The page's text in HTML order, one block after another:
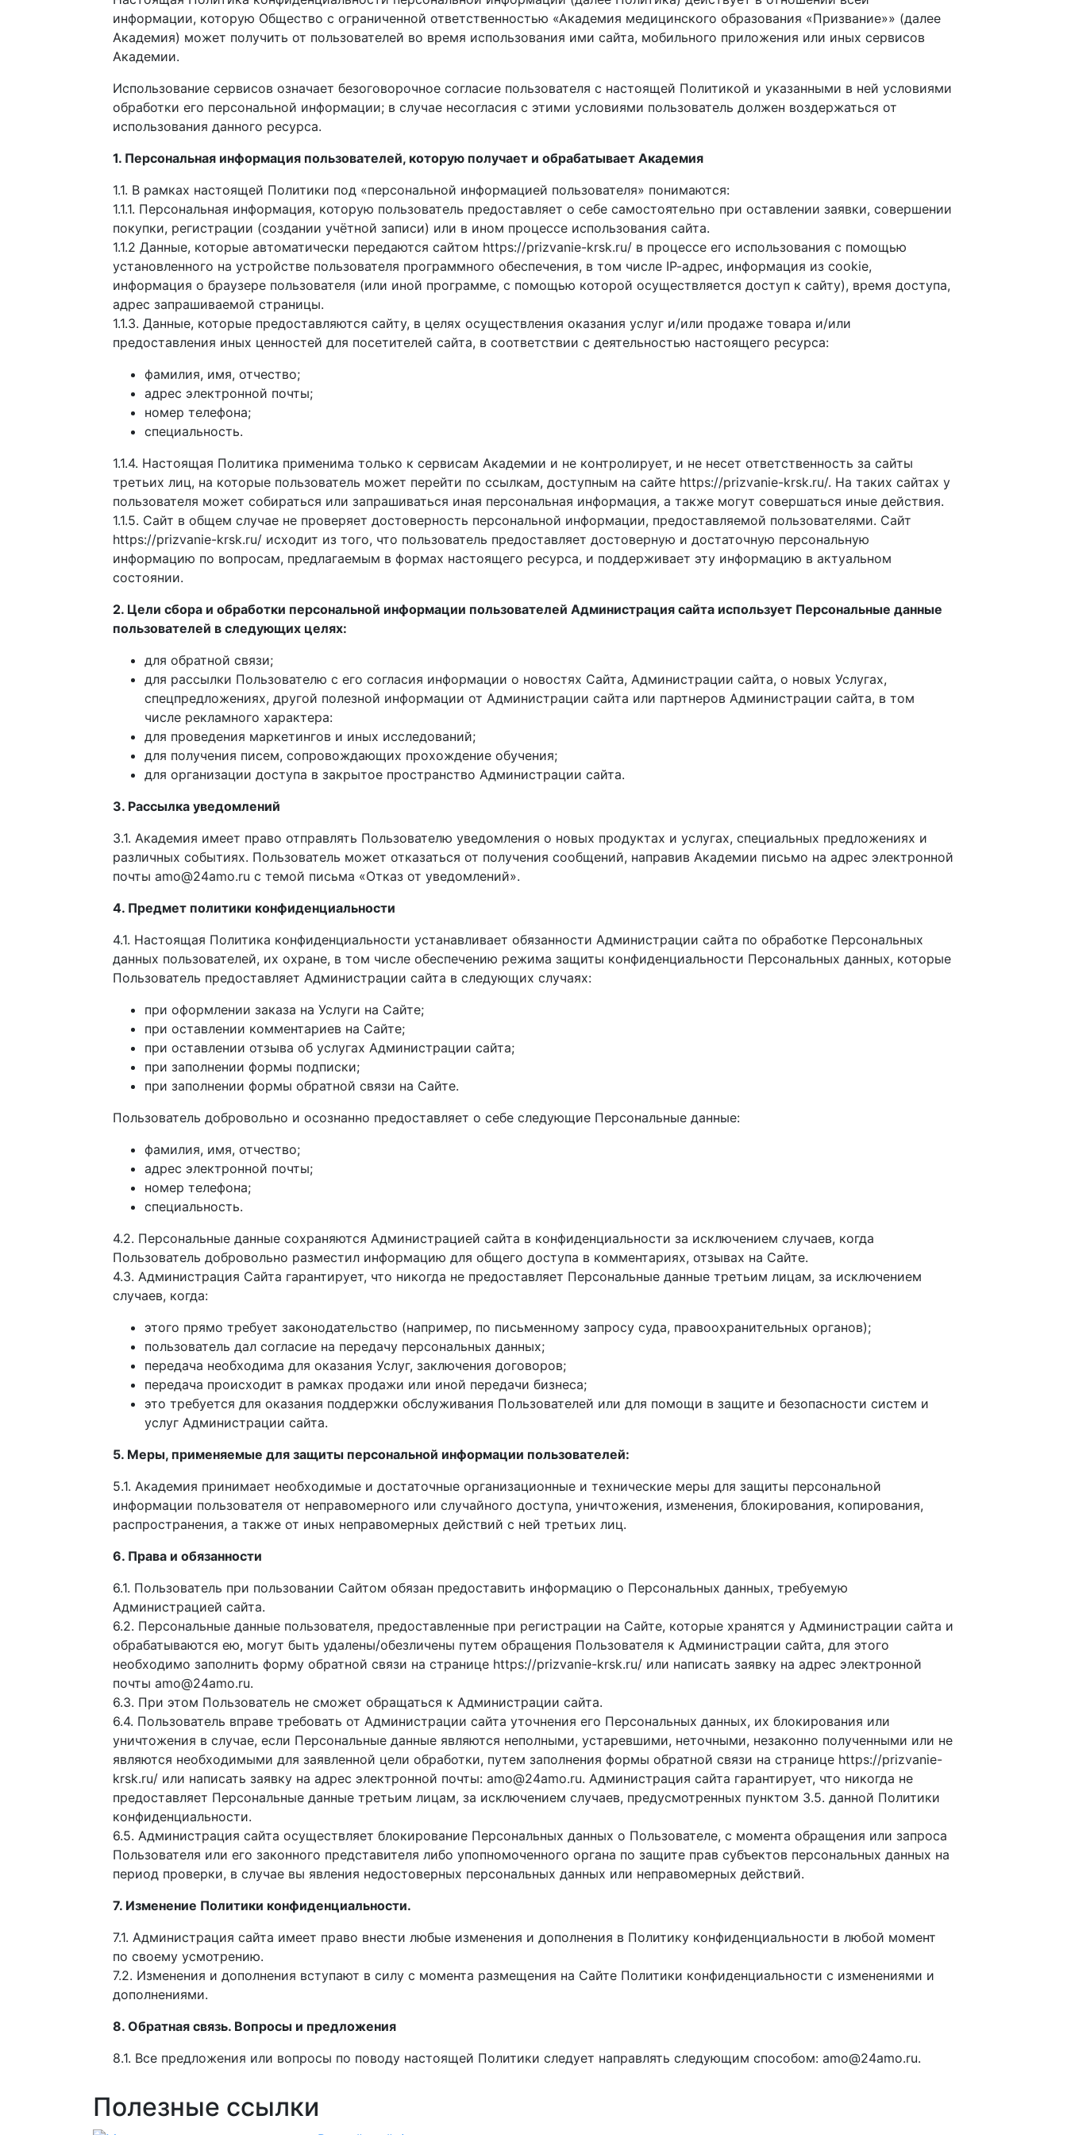
информации, которую Общество с ограниченной ответственностью «Академия медицинского образования «Призвание»» (далее
Академия) может получить от пользователей во время использования ими сайта, мобильного приложения или иных сервисов
Академии.
Использование сервисов означает безоговорочное согласие пользователя с настоящей Политикой и указанными в ней условиями
обработки его персональной информации; в случае несогласия с этими условиями пользователь должен воздержаться от
использования данного ресурса.
1. Персональная информация пользователей, которую получает и обрабатывает Академия
1.1. В рамках настоящей Политики под «персональной информацией пользователя» понимаются:
1.1.1. Персональная информация, которую пользователь предоставляет о себе самостоятельно при оставлении заявки, совершении
покупки, регистрации (создании учётной записи) или в ином процессе использования сайта.
1.1.2 Данные, которые автоматически передаются сайтом https://prizvanie-krsk.ru/ в процессе его использования с помощью
установленного на устройстве пользователя программного обеспечения, в том числе ІР-адрес, информация из cookie,
информация о браузере пользователя (или иной программе, с помощью которой осуществляется доступ к сайту), время доступа,
адрес запрашиваемой страницы.
1.1.3. Данные, которые предоставляются сайту, в целях осуществления оказания услуг и/или продаже товара и/или
предоставления иных ценностей для посетителей сайта, в соответствии с деятельностью настоящего ресурса:
фамилия, имя, отчество;
адрес электронной почты;
номер телефона;
специальность.
1.1.4. Настоящая Политика применима только к сервисам Академии и не контролирует, и не несет ответственность за сайты
третьих лиц, на которые пользователь может перейти по ссылкам, доступным на сайте https://prizvanie-krsk.ru/. На таких сайтах у
пользователя может собираться или запрашиваться иная персональная информация, а также могут совершаться иные действия.
1.1.5. Сайт в общем случае не проверяет достоверность персональной информации, предоставляемой пользователями. Сайт
https://prizvanie-krsk.ru/ исходит из того, что пользователь предоставляет достоверную и достаточную персональную
информацию по вопросам, предлагаемым в формах настоящего ресурса, и поддерживает эту информацию в актуальном
состоянии.
2. Цели сбора и обработки персональной информации пользователей Администрация сайта использует Персональные данные
пользователей в следующих целях:
для обратной связи;
для рассылки Пользователю с его согласия информации о новостях Сайта, Администрации сайта, о новых Услугах,
спецпредложениях, другой полезной информации от Администрации сайта или партнеров Администрации сайта, в том
числе рекламного характера:
для проведения маркетингов и иных исследований;
для получения писем, сопровождающих прохождение обучения;
для организации доступа в закрытое пространство Администрации сайта.
3. Рассылка уведомлений
3.1. Академия имеет право отправлять Пользователю уведомления о новых продуктах и услугах, специальных предложениях и
различных событиях. Пользователь может отказаться от получения сообщений, направив Академии письмо на адрес электронной
почты amo@24amo.ru с темой письма «Отказ от уведомлений».
4. Предмет политики конфиденциальности
4.1. Настоящая Политика конфиденциальности устанавливает обязанности Администрации сайта по обработке Персональных
данных пользователей, их охране, в том числе обеспечению режима защиты конфиденциальности Персональных данных, которые
Пользователь предоставляет Администрации сайта в следующих случаях:
при оформлении заказа на Услуги на Сайте;
при оставлении комментариев на Сайте;
при оставлении отзыва об услугах Администрации сайта;
при заполнении формы подписки;
при заполнении формы обратной связи на Сайте.
Пользователь добровольно и осознанно предоставляет о себе следующие Персональные данные:
фамилия, имя, отчество;
адрес электронной почты;
номер телефона;
специальность.
4.2. Персональные данные сохраняются Администрацией сайта в конфиденциальности за исключением случаев, когда
Пользователь добровольно разместил информацию для общего доступа в комментариях, отзывах на Сайте.
4.3. Администрация Сайта гарантирует, что никогда не предоставляет Персональные данные третьим лицам, за исключением
случаев, когда:
этого прямо требует законодательство (например, по письменному запросу суда, правоохранительных органов);
пользователь дал согласие на передачу персональных данных;
передача необходима для оказания Услуг, заключения договоров;
передача происходит в рамках продажи или иной передачи бизнеса;
это требуется для оказания поддержки обслуживания Пользователей или для помощи в защите и безопасности систем и
услуг Администрации сайта.
5. Меры, применяемые для защиты персональной информации пользователей:
5.1. Академия принимает необходимые и достаточные организационные и технические меры для защиты персональной
информации пользователя от неправомерного или случайного доступа, уничтожения, изменения, блокирования, копирования,
распространения, а также от иных неправомерных действий с ней третьих лиц.
6. Права и обязанности
6.1. Пользователь при пользовании Сайтом обязан предоставить информацию о Персональных данных, требуемую
Администрацией сайта.
6.2. Персональные данные пользователя, предоставленные при регистрации на Сайте, которые хранятся у Администрации сайта и
обрабатываются ею, могут быть удалены/обезличены путем обращения Пользователя к Администрации сайта, для этого
необходимо заполнить форму обратной связи на странице https://prizvanie-krsk.ru/ или написать заявку на адрес электронной
почты amo@24amo.ru.
6.3. При этом Пользователь не сможет обращаться к Администрации сайта.
6.4. Пользователь вправе требовать от Администрации сайта уточнения его Персональных данных, их блокирования или
уничтожения в случае, если Персональные данные являются неполными, устаревшими, неточными, незаконно полученными или не
являются необходимыми для заявленной цели обработки, путем заполнения формы обратной связи на странице https://prizvanie-
krsk.ru/ или написать заявку на адрес электронной почты: amo@24amo.ru. Администрация сайта гарантирует, что никогда не
предоставляет Персональные данные третьим лицам, за исключением случаев, предусмотренных пунктом 3.5. данной Политики
конфиденциальности.
6.5. Администрация сайта осуществляет блокирование Персональных данных о Пользователе, с момента обращения или запроса
Пользователя или его законного представителя либо упопномоченного органа по защите прав субъектов персональных данных на
период проверки, в случае вы явления недостоверных персональных данных или неправомерных действий.
7. Изменение Политики конфиденциальности.
7.1. Администрация сайта имеет право внести любые изменения и дополнения в Политику конфиденциальности в любой момент
по своему усмотрению.
7.2. Изменения и дополнения вступают в силу с момента размещения на Сайте Политики конфиденциальности с изменениями и
дополнениями.
8. Обратная связь. Вопросы и предложения
8.1. Все предложения или вопросы по поводу настоящей Политики следует направлять следующим способом: amo@24amo.ru.
Полезные ссылки